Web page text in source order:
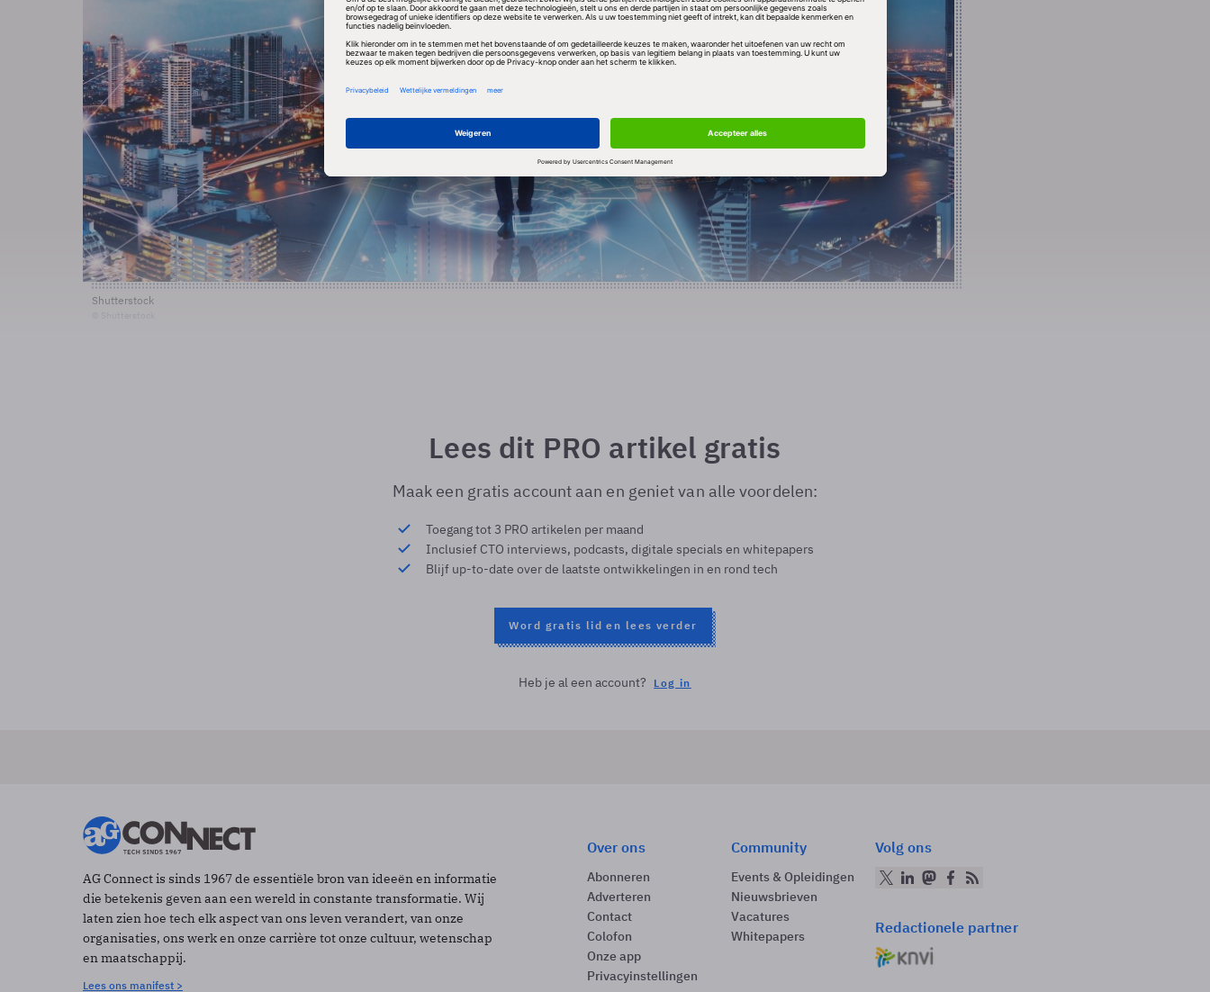
Shutterstock
Lees dit PRO artikel gratis
Maak een gratis account aan en geniet van alle voordelen:
Toegang tot 3 PRO artikelen per maand
Inclusief CTO interviews, podcasts, digitale specials en whitepapers
Blijf up-to-date over de laatste ontwikkelingen in en rond tech
Word gratis lid en lees verder
Heb je al een account? Log in
AG Connect is sinds 1967 de essentiële bron van ideeën en informatie
die betekenis geven aan een wereld in constante transformatie. Wij
laten zien hoe tech elk aspect van ons leven verandert, van onze
organisaties, ons werk en onze carrière tot onze cultuur, wetenschap
en maatschappij.
Lees ons manifest >
Over ons
Abonneren
Adverteren
Contact
Colofon
Onze app
Privacyinstellingen
Community
Events & Opleidingen
Nieuwsbrieven
Vacatures
Whitepapers
Volg ons
Redactionele partner